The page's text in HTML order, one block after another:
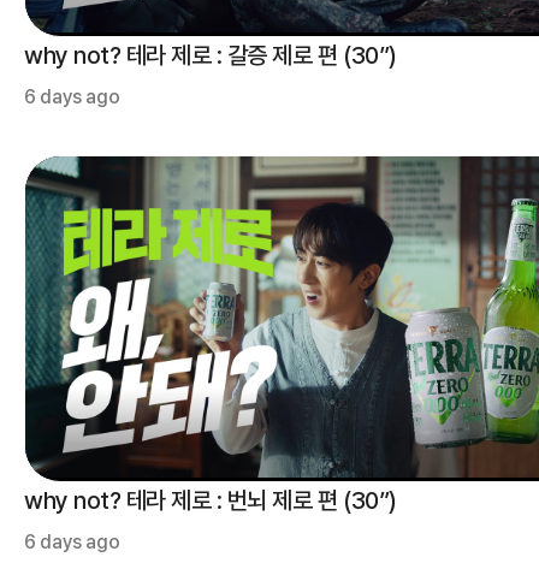
why not? 테라 제로 : 갈증 제로 편 (30”)
6 days ago
why not? 테라 제로 : 번뇌 제로 편 (30”)
6 days ago